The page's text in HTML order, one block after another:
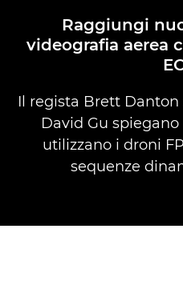
StorieRaggiungi
videografia aerea
Il regista Brett
David Gu
utilizzano i droni
sequenze